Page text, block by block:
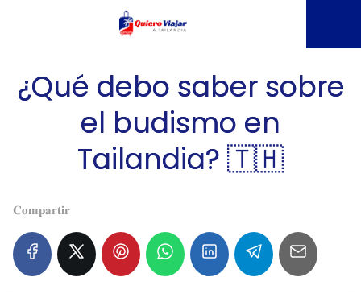
¿Qué debo saber sobre
el budismo en
Tailandia? 🇹🇭
𝐂𝐨𝐦𝐩𝐚𝐫𝐭𝐢𝐫